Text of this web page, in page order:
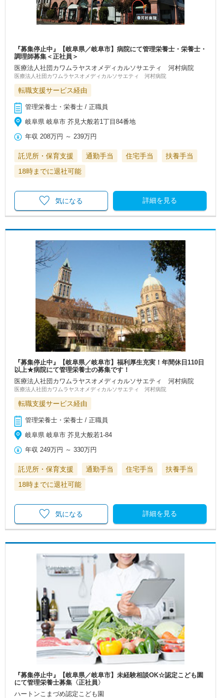
『募集停止中』【岐阜県／岐阜市】病院にて管理栄養士・栄養士・
調理師募集＜正社員＞
医療法人社団カワムラヤスオメディカルソサエティ 河村病院
医療法人社団カワムラヤスオメディカルソサエティ 河村病院
転職支援サービス経由
管理栄養士・栄養士 / 正職員
岐阜県 岐阜市 芥見大般若1丁目84番地
年収 208万円 ～239万円
託児所・保育支援 通勤手当 住宅手当
扶養手当
18時までに退社可能
詳細を見る
気になる
『募集停止中』【岐阜県／岐阜市】福利厚生充実！年間休日110日
以上★病院にて管理栄養士の募集です！
医療法人社団カワムラヤスオメディカルソサエティ 河村病院
医療法人社団カワムラヤスオメディカルソサエティ 河村病院
転職支援サービス経由
管理栄養士・栄養士 / 正職員
岐阜県 岐阜市 芥見大般若1-84
年収 249万円 ～330万円
託児所・保育支援 通勤手当 住宅手当
扶養手当
18時までに退社可能
詳細を見る
気になる
『募集停止中』【岐阜県／岐阜市】未経験相談OK☆認定こども園
にて管理栄養士募集〈正社員〉
ハートンこまづめ認定こども園